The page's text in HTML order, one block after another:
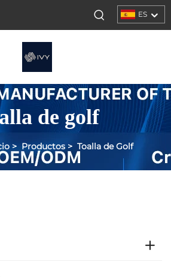
ES
de golf
> Productos > Toalla de Golf